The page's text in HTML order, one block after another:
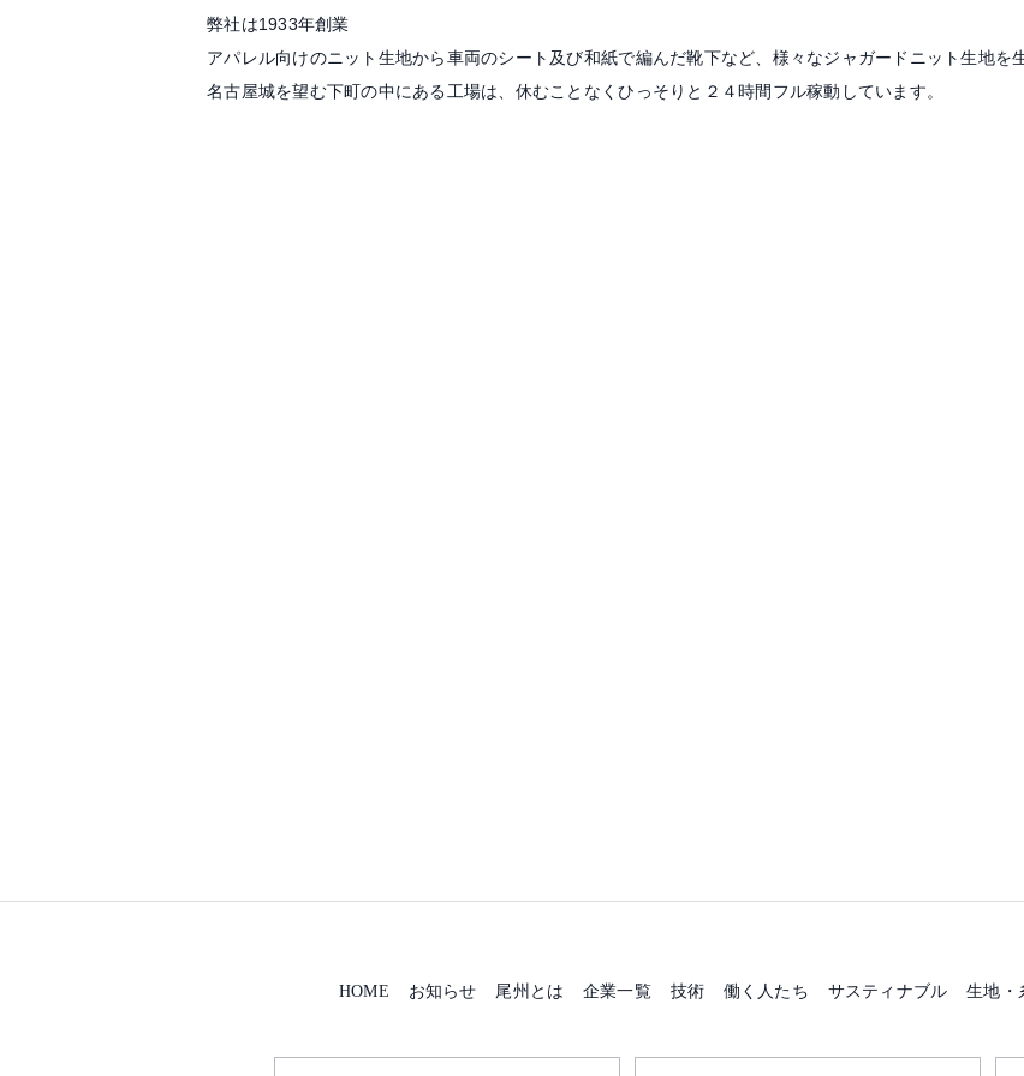
弊社は1933年創業
アパレル向けのニット生地から車両のシート及び和紙で編んだ靴下など、様々なジャガードニット生地を生
名古屋城を望む下町の中にある工場は、休むことなくひっそりと２４時間フル稼動しています。
HOME お知らせ 尾州とは 企業一覧 技術 働く人たち サスティナブル 生地・